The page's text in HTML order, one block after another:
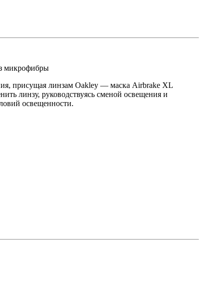
микрофибры
присущая линзам Oakley — маска Airbrake XL
линзу, руководствуясь сменой освещения и
освещенности.